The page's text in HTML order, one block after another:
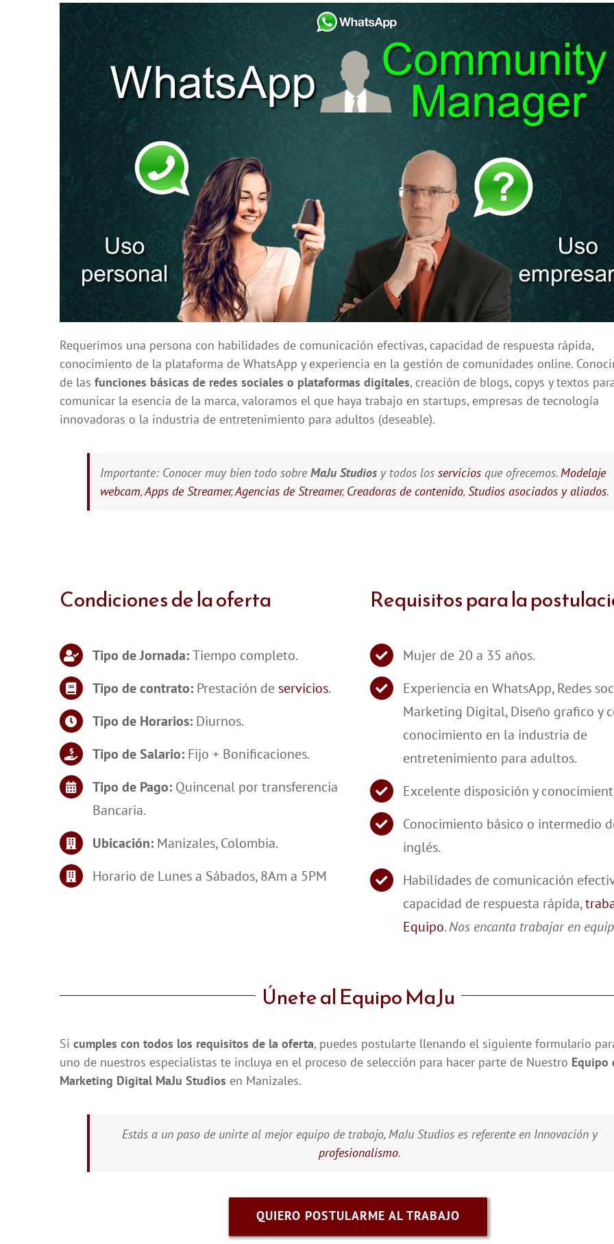
Requerimos una persona con habilidades de comunicación efectivas, capacidad de respuesta rápida,
conocimiento de la plataforma de WhatsApp y experiencia en la gestión de comunidades online.
de las funciones básicas de redes sociales o plataformas digitales, creación de blogs, copys y textos
comunicar la esencia de la marca, valoramos el que haya trabajo en startups, empresas de tecnología
innovadoras o la industria de entretenimiento para adultos (deseable).
Importante: Conocer muy bien todo sobre MaJu Studiosy todos los serviciosque ofrecemos.Modelaje
webcam,Apps de Streamer,Agencias de Streamer, Creadoras de contenido,Studios asociados y aliados.
Condiciones de la oferta
Tipo de Jornada:Tiempo completo.
Tipo de contrato:Prestación de servicios.
Tipo de Horarios:Diurnos.
Tipo de Salario:Fijo + Bonificaciones.
Tipo de Pago:Quincenal por transferencia
Bancaria.
Ubicación:Manizales, Colombia.
Horario de Lunes a Sábados, 8Am a 5PM
Requisitos para la
Mujer de 20 a 35 años.
Experiencia en WhatsApp, Redes
Marketing Digital, Diseño grafico y
conocimiento en la industria de
entretenimiento para adultos.
Excelente disposición y
Conocimiento básico o intermedio
inglés.
Habilidades de comunicación
capacidad de respuesta rápida,
Equipo.Nos encanta trabajar en
Únete al Equipo MaJu
Si cumples con todos los requisitos de la oferta, puedes postularte llenando el siguiente formulario
uno de nuestros especialistas te incluya en el proceso de selección para hacer parte de Nuestro Equipo
Marketing Digital MaJu Studios en Manizales.
Estás a un paso de unirte al mejor equipo de trabajo, MaJu Studios es referente en Innovación y
profesionalismo.
QUIERO POSTULARME AL TRABAJO